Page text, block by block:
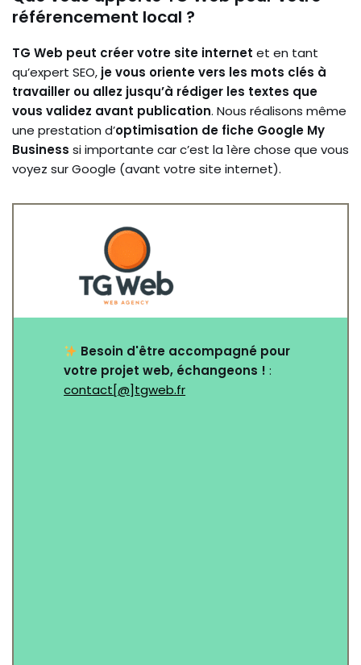
référencement local ?
TG Web peut créer votre site internet et en tant
qu’expert SEO, je vous oriente vers les mots clés à
travailler ou allez jusqu’à rédiger les textes que
vous validez avant publication. Nous réalisons même
une prestation d’optimisation de fiche Google My
Business si importante car c’est la 1ère chose que vous
voyez sur Google (avant votre site internet).
Besoin d'être accompagné pour
votre projet web, échangeons ! :
contact[@]tgweb.fr